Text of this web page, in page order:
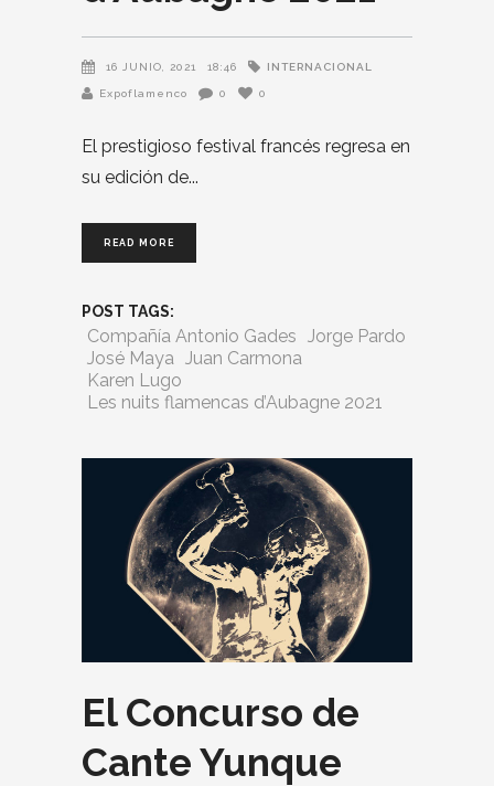
16 JUNIO, 2021 18:46 INTERNACIONAL
Expoflamenco 0 0
El prestigioso festival francés regresa en
su edición de
READ MORE
POST TAGS:
Compañía Antonio Gades Jorge Pardo
José Maya Juan Carmona
Karen Lugo
Les nuits flamencas d’Aubagne 2021
El Concurso de
Cante Yunque